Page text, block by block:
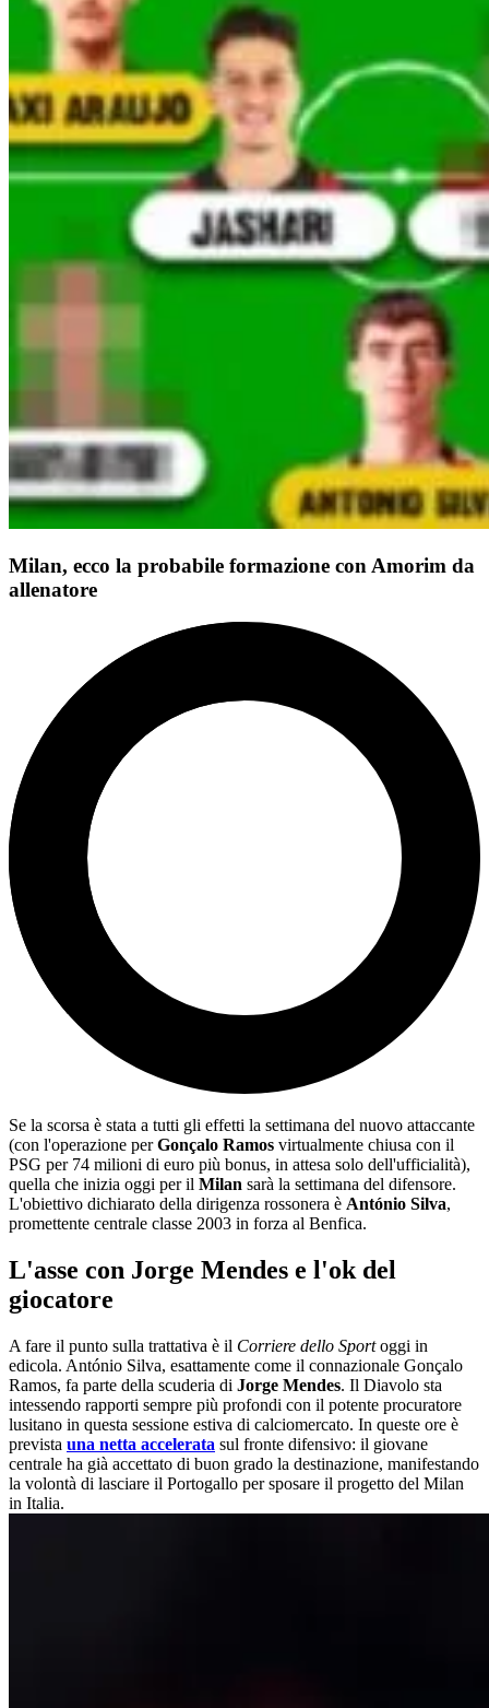
Milan, ecco la probabile formazione con Amorim da
allenatore
Se la scorsa è stata a tutti gli effetti la settimana del nuovo attaccante
(con l'operazione perGonçalo Ramos virtualmente chiusa con il
PSG per 74 milioni di euro più bonus, in attesa solo dell'ufficialità),
quella che inizia oggi per il Milan sarà la settimana del difensore.
L'obiettivo dichiarato della dirigenza rossonera è António Silva,
promettente centrale classe 2003 in forza al Benfica.
L'asse con Jorge Mendes e l'ok del
giocatore
A fare il punto sulla trattativa è il Corriere dello Sportoggi in
edicola. António Silva, esattamente come il connazionale Gonçalo
Ramos, fa parte della scuderia di Jorge Mendes. Il Diavolo sta
intessendo rapporti sempre più profondi con il potente procuratore
lusitano in questa sessione estiva di calciomercato. In queste ore è
prevista una netta accelerata sul fronte difensivo: il giovane
centrale ha già accettato di buon grado la destinazione, manifestando
la volontà di lasciare il Portogallo per sposare il progetto del Milan
in Italia.